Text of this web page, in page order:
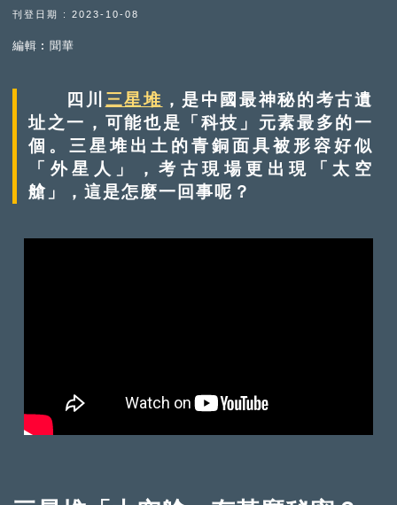
刊登日期 : 2023-10-08
編輯︰聞華
四川 三星堆 ，是中國最神秘的考古遺
址之一，可能也是「科技」元素最多的一
個。三星堆出土的青銅面具被形容好似
「外星人」，考古現場更出現「太空
艙」，這是怎麼一回事呢？